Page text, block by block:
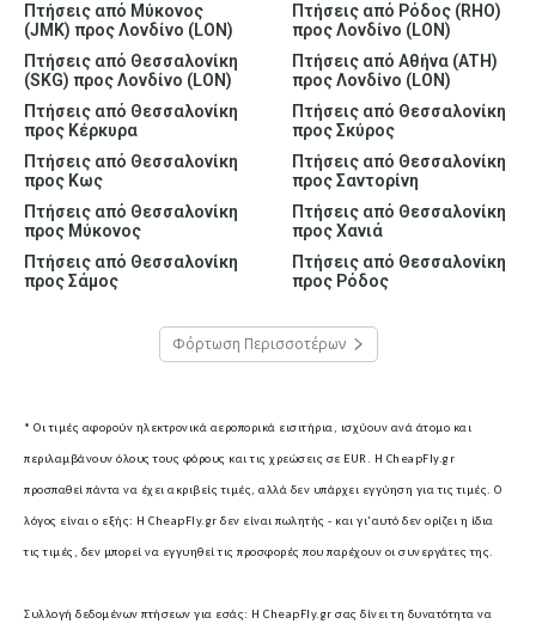
Πτήσεις από Μύκονος
(JMK) προς Λονδίνο (LON)
Πτήσεις από Ρόδος (RHO)
προς Λονδίνο (LON)
Πτήσεις από Θεσσαλονίκη
(SKG) προς Λονδίνο (LON)
Πτήσεις από Αθήνα (ATH)
προς Λονδίνο (LON)
Πτήσεις από Θεσσαλονίκη
προς Κέρκυρα
Πτήσεις από Θεσσαλονίκη
προς Σκύρος
Πτήσεις από Θεσσαλονίκη
προς Κως
Πτήσεις από Θεσσαλονίκη
προς Σαντορίνη
Πτήσεις από Θεσσαλονίκη
προς Μύκονος
Πτήσεις από Θεσσαλονίκη
προς Χανιά
Πτήσεις από Θεσσαλονίκη
προς Σάμος
Πτήσεις από Θεσσαλονίκη
προς Ρόδος
Φόρτωση Περισσοτέρων
* Οι τιμές αφορούν ηλεκτρονικά αεροπορικά εισιτήρια, ισχύουν ανά άτομο και
περιλαμβάνουν όλους τους φόρους και τις χρεώσεις σε EUR. Η CheapFly.gr
προσπαθεί πάντα να έχει ακριβείς τιμές, αλλά δεν υπάρχει εγγύηση για τις τιμές. Ο
λόγος είναι ο εξής: Η CheapFly.gr δεν είναι πωλητής - και γι'αυτό δεν ορίζει η ίδια
τις τιμές, δεν μπορεί να εγγυηθεί τις προσφορές που παρέχουν οι συνεργάτες της.
Συλλογή δεδομένων πτήσεων για εσάς: Η CheapFly.gr σας δίνει τη δυνατότητα να